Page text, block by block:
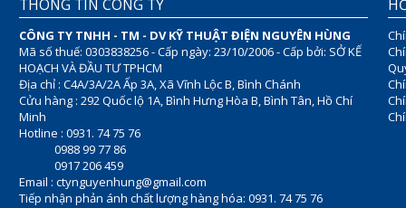
THÔNG TIN CÔNG TY
CÔNG TY TNHH - TM - DV KỸ THUẬT ĐIỆN NGUYÊN HÙNG
Mã số thuế: 0303838256 - Cấp ngày: 23/10/2006 - Cấp bởi: SỞ KẾ
HOẠCH VÀ ĐẦU TƯ TPHCM
Địa chỉ : C4A/3A/2A Ấp 3A, Xã Vĩnh Lộc B, Bình Chánh
Cửu hàng : 292 Quốc lộ 1A, Bình Hưng Hòa B, Bình Tân, Hồ Chí
Minh
Hotline : 0931. 74 75 76
0988 99 77 86
0917 206 459
Email : ctynguyenhung@gmail.com
Tiếp nhận phản ánh chất lượng hàng hóa: 0931. 74 75 76